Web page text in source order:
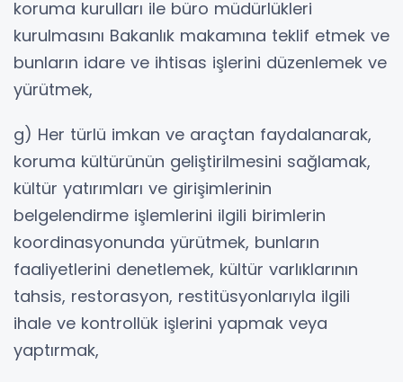
koruma kurulları ile büro müdürlükleri
kurulmasını Bakanlık makamına teklif etmek ve
bunların idare ve ihtisas işlerini düzenlemek ve
yürütmek,
g) Her türlü imkan ve araçtan faydalanarak,
koruma kültürünün geliştirilmesini sağlamak,
kültür yatırımları ve girişimlerinin
belgelendirme işlemlerini ilgili birimlerin
koordinasyonunda yürütmek, bunların
faaliyetlerini denetlemek, kültür varlıklarının
tahsis, restorasyon, restitüsyonlarıyla ilgili
ihale ve kontrollük işlerini yapmak veya
yaptırmak,